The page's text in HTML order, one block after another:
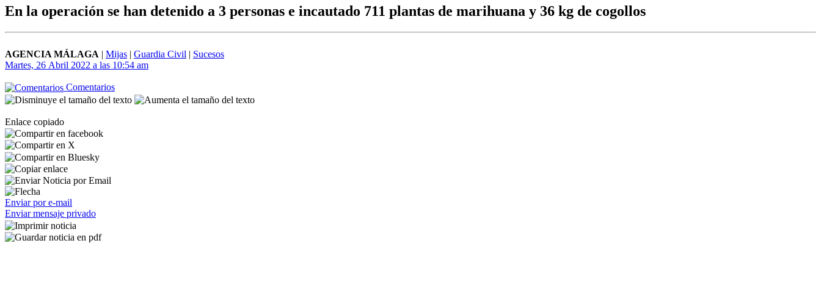
En la operación se han detenido a 3 personas e incautado 711 plantas de marihuana y 36 kg de cogollos
AGENCIA MÁLAGA | Mijas | Guardia Civil | Sucesos
Martes, 26 Abril 2022 a las 10:54 am
Comentarios
Enlace copiado
Enviar por e-mail
Enviar mensaje privado